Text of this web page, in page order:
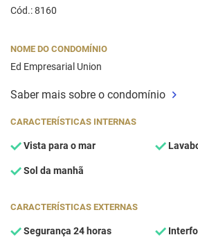
Cód.: 8160
NOME DO CONDOMÍNIO
Ed Empresarial Union
Saber mais sobre o condomínio
CARACTERÍSTICAS INTERNAS
Vista para o mar
Sol da manhã
CARACTERÍSTICAS EXTERNAS
Segurança 24 horas